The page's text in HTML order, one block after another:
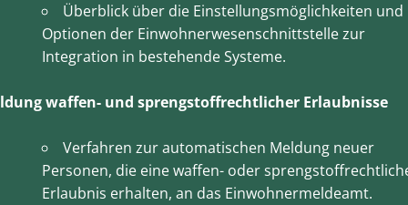
Überblick über die Einstellungsmöglichkeiten und
Optionen der Einwohnerwesenschnittstelle zur
Integration in bestehende Systeme.
waffen- und sprengstoffrechtlicher Erlaubnisse
Verfahren zur automatischen Meldung neuer
Personen, die eine waffen- oder
Erlaubnis erhalten, an das Einwohnermeldeamt.